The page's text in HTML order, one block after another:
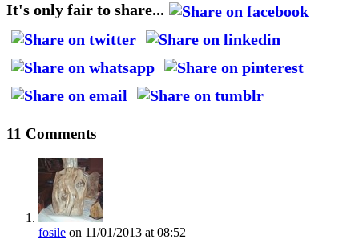
It's only fair to share...
11 Comments
fosile on 11/01/2013 at 08:52